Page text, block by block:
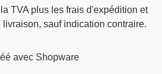
TVA plus les frais d'expédition et
livraison, sauf indication contraire.
avec Shopware